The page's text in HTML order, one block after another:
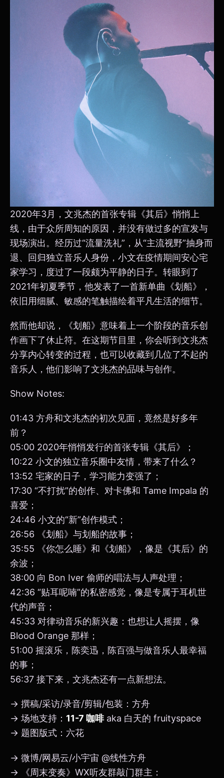
2020年3月，文兆杰的首张专辑《其后》悄悄上
线，由于众所周知的原因，并没有做过多的宣发与
现场演出。经历过“流量洗礼”，从“主流视野”抽身而
退、回归独立音乐人身份，小文在疫情期间安心宅
家学习，度过了一段颇为平静的日子。转眼到了
2021年初夏季节，他发表了一首新单曲《划船》，
依旧用细腻、敏感的笔触描绘着平凡生活的细节。
然而他却说，《划船》意味着上一个阶段的音乐创
作画下了休止符。在这期节目里，你会听到文兆杰
分享内心转变的过程，也可以收藏到几位了不起的
音乐人，他们影响了文兆杰的品味与创作。
Show Notes:
01:43 方舟和文兆杰的初次见面，竟然是好多年
前？
05:00 2020年悄悄发行的首张专辑《其后》；
10:22 小文的独立音乐圈中友情，带来了什么？
13:52 宅家的日子，学习能力变强了；
17:30 “不打扰”的创作、对卡佛和 Tame Impala 的
喜爱；
24:46 小文的“新”创作模式；
26:56 《划船》与划船的故事；
35:55 《你怎么睡》和《划船》，像是《其后》的
余波；
38:00 向 Bon Iver 偷师的唱法与人声处理；
42:36 “贴耳呢喃”的私密感觉，像是专属于耳机世
代的声音；
45:33 对律动音乐的新兴趣：也想让人摇摆，像
Blood Orange 那样；
51:00 摇滚乐，陈奕迅，陈百强与做音乐人最幸福
的事；
56:37 接下来，文兆杰还有一点新想法。
→ 撰稿/采访/录音/剪辑/包装：方舟
→ 场地支持： 11-7 咖啡aka 白天的 fruityspace
→ 题图版式：六花
→ 微博/网易云/小宇宙 @线性方舟
→ 《周末变奏》WX听友群敲门群主：